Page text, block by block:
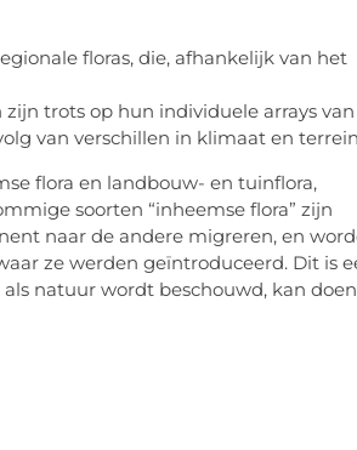
floras, die, afhankelijk van het
trots op hun individuele arrays van
van verschillen in klimaat en
flora en landbouw- en tuinflora,
soorten “inheemse flora” zijn
naar de andere migreren, en
ze werden geïntroduceerd. Dit is
natuur wordt beschouwd, kan doen